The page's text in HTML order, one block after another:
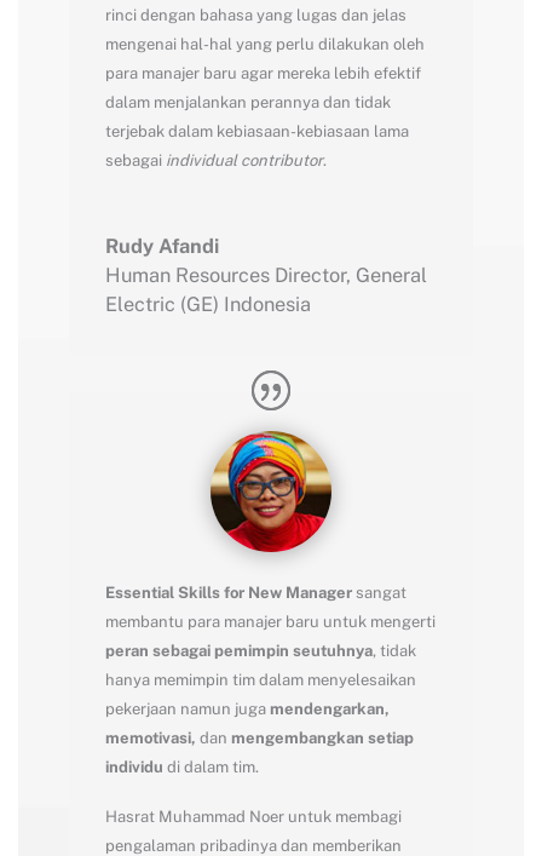
rinci dengan bahasa yang lugas dan jelas
mengenai hal-hal yang perlu dilakukan oleh
para manajer baru agar mereka lebih efektif
dalam menjalankan perannya dan tidak
terjebak dalam kebiasaan-kebiasaan lama
sebagai individual contributor.
Rudy Afandi
Human Resources Director, General
Electric (GE) Indonesia
Essential Skills for New Managersangat
membantu para manajer baru untuk mengerti
peran sebagai pemimpin seutuhnya, tidak
hanya memimpin tim dalam menyelesaikan
pekerjaan namun juga mendengarkan,
memotivasi, dan mengembangkan setiap
individu di dalam tim.
Hasrat Muhammad Noer untuk membagi
pengalaman pribadinya dan memberikan